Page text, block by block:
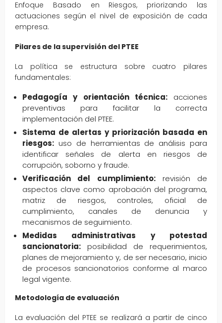
Enfoque Basado en Riesgos, priorizando las
actuaciones según el nivel de exposición de cada
empresa.
Pilares de la supervisión del PTEE
La política se estructura sobre cuatro pilares
fundamentales:
Pedagogía y orientación técnica:acciones
preventivas para facilitar la correcta
implementación del PTEE.
Sistema de alertas y priorización basada en
riesgos: uso de herramientas de análisis para
identificar señales de alerta en riesgos de
corrupción, soborno y fraude.
Verificación del cumplimiento:revisión de
aspectos clave como aprobación del programa,
matriz de riesgos, controles, oficial de
cumplimiento, canales de denuncia y
mecanismos de seguimiento.
Medidas administrativas y potestad
sancionatoria: posibilidad de requerimientos,
planes de mejoramiento y, de ser necesario, inicio
de procesos sancionatorios conforme al marco
legal vigente.
Metodología de evaluación
La evaluación del PTEE se realizará a partir de cinco